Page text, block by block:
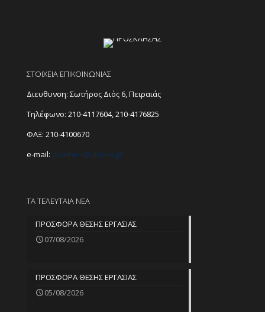
ΣΤΟΙΧΕΙΑ ΕΠΙΚΟΙΝΩΝΙΑΣ
Διευθυνση: Σωτήρος Διός 6, Πειραιάς
Τηλέφωνο: 210-4117604,210-4176825
ΦΑΞ: 210-4100670
e-mail: peathen@otenet.gr
ΤΑ ΤΕΛΕΥΤΑΙΑ ΝΕΑ
ΠΡΟΣΦΟΡΑ ΘΕΣΗΣ ΕΡΓΑΣΙΑΣ
07/08/2026
ΠΡΟΣΦΟΡΑ ΘΕΣΗΣ ΕΡΓΑΣΙΑΣ
05/08/2026